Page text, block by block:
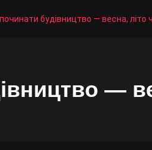
будівництво — весна, літо
—